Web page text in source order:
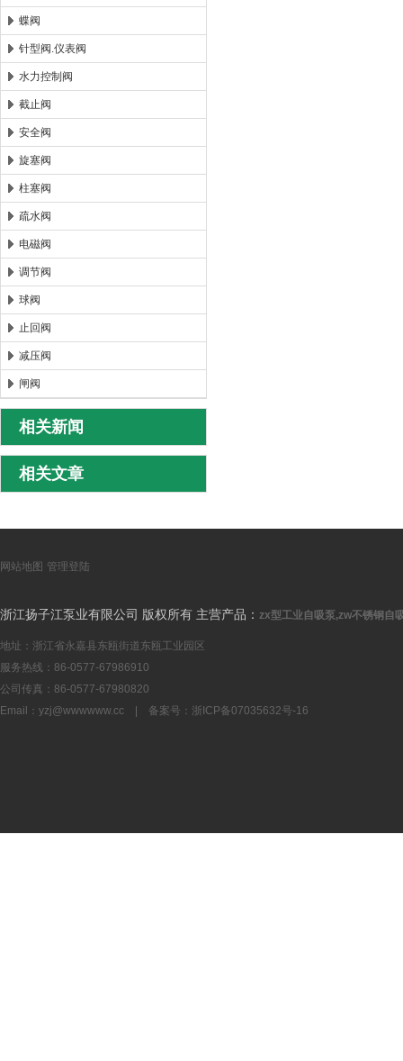
蝶阀
针型阀.仪表阀
水力控制阀
截止阀
安全阀
旋塞阀
柱塞阀
疏水阀
电磁阀
调节阀
球阀
止回阀
减压阀
闸阀
相关新闻
相关文章
网站地图 管理登陆
浙江扬子江泵业有限公司 版权所有 主营产品： zx型工业自吸泵,zw不锈钢自
地址：浙江省永嘉县东瓯街道东瓯工业园区
服务热线：86-0577-67986910
公司传真：86-0577-67980820
Email： yzj@wwwwww.cc | 备案号： 浙ICP备07035632号-16